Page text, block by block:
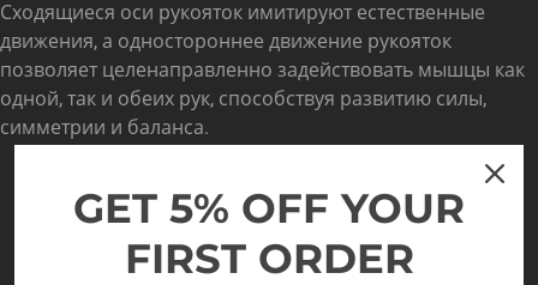
Сходящиеся оси рукояток имитируют естественные
движения, а одностороннее движение рукояток
позволяет целенаправленно задействовать мышцы как
одной, так и обеих рук, способствуя развитию силы,
симметрии и баланса.
GET 5% OFF YOUR
FIRST ORDER